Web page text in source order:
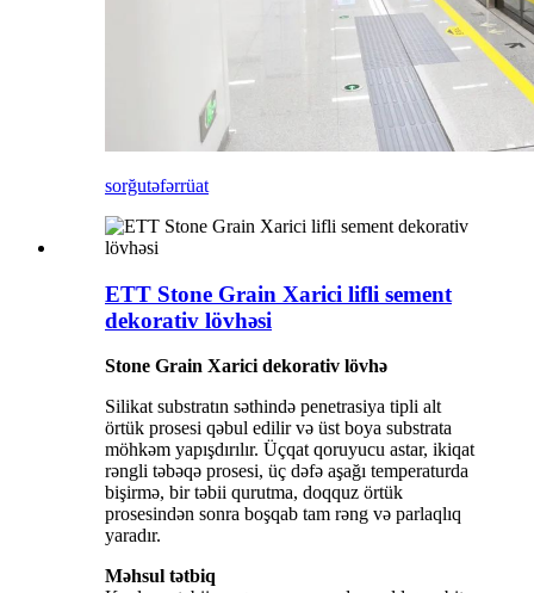
sorğutəfərrüat
ETT Stone Grain Xarici lifli sement
dekorativ lövhəsi
Stone Grain Xarici dekorativ lövhə
Silikat substratın səthində penetrasiya tipli alt
örtük prosesi qəbul edilir və üst boya substrata
möhkəm yapışdırılır. Üçqat qoruyucu astar, ikiqat
rəngli təbəqə prosesi, üç dəfə aşağı temperaturda
bişirmə, bir təbii qurutma, doqquz örtük
prosesindən sonra boşqab tam rəng və parlaqlıq
yaradır.
Məhsul tətbiq